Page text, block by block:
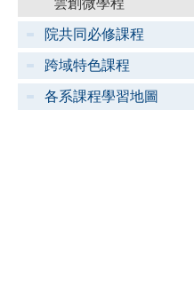
雲創微學程
院共同必修課程
跨域特色課程
各系課程學習地圖